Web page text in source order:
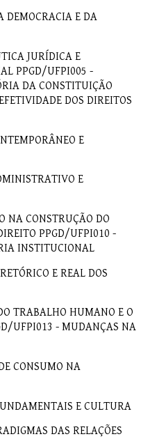
DEMOCRACIA E DA
JURÍDICA E
PPGD/UFPI005 -
DA CONSTITUIÇÃO
DOS DIREITOS
E
E
NA CONSTRUÇÃO DO
PPGD/UFPI010 -
INSTITUCIONAL
E REAL DOS
TRABALHO HUMANO E O
UFPI013 - MUDANÇAS NA
CONSUMO NA
E CULTURA
DAS RELAÇÕES